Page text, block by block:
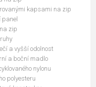
kapsami na zip
zip
a vyšší odolnost
a boční madlo
nylonu
polyesteru